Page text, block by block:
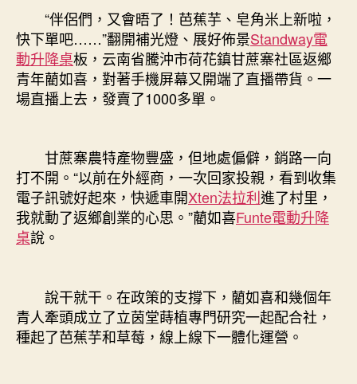
“伴侶們，又會晤了！芭蕉芋、皂角米上新啦，
快下單吧……”翻開補光燈、展好佈景Standway電
動升降桌板，云南省騰沖市荷花鎮甘蔗寨社區返鄉
青年藺如喜，對著手機屏幕又開端了直播帶貨。一
場直播上去，發賣了1000多單。
甘蔗寨農特產物豐盛，但地處偏僻，銷路一向
打不開。“以前在外經商，一次回家投親，看到收集
電子訊號好起來，快遞車開Xten法拉利進了村里，
我就動了返鄉創業的心思。”藺如喜Funte電動升降
桌說。
說干就干。在政策的支撐下，藺如喜和幾個年
青人牽頭成立了立茵堂蒔植專門研究一起配合社，
種起了芭蕉芋和草莓，線上線下一體化運營。